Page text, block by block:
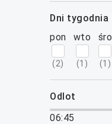
dni tygodnia
pon
(2)
wto
(1 )
śro
(1 )
odlot
06:45